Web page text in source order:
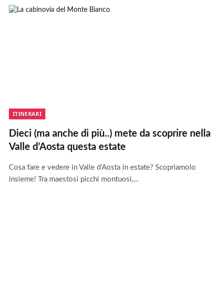
ITINERARI
Dieci (ma anche di più..) mete da scoprire nella
Valle d’Aosta questa estate
Cosa fare e vedere in Valle d’Aosta in estate? Scopriamolo
insieme! Tra maestosi picchi montuosi,…